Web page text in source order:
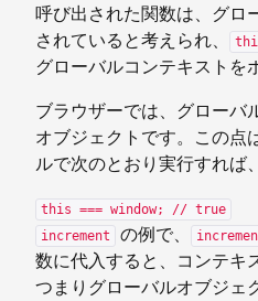
呼び出された関数は、グロ
されていると考えられ、
グローバルコンテキストを
ブラウザーでは、グローバ
オブジェクトです。この点
ルで次のとおり実行すれば
this === window; // true
increment
の例で、
数に代入すると、コンテキ
つまりグローバルオブジェ